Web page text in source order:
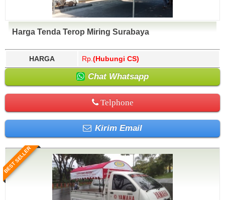
Harga Tenda Terop Miring Surabaya
HARGA Rp. (Hubungi CS)
Chat Whatsapp
Telphone
Kirim Email
BEST SELLER